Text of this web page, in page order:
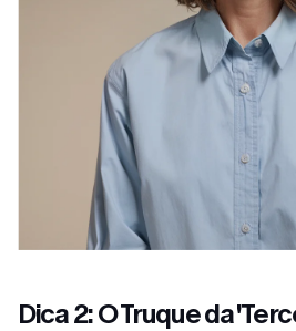
Dica 2: O Truque da